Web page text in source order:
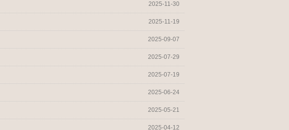
2025-11-30
2025-11-19
2025-09-07
2025-07-29
2025-07-19
2025-06-24
2025-05-21
2025-04-12